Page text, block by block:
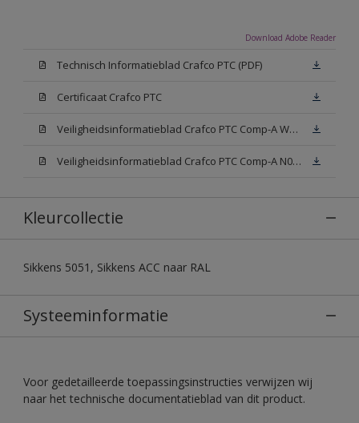
Download Adobe Reader
Technisch Informatieblad Crafco PTC (PDF)
Certificaat Crafco PTC
Veiligheidsinformatieblad Crafco PTC Comp-A W05 (MSDS)
Veiligheidsinformatieblad Crafco PTC Comp-A N00 (MSDS)
Kleurcollectie
Sikkens 5051, Sikkens ACC naar RAL
Systeeminformatie
Voor gedetailleerde toepassingsinstructies verwijzen wij
naar het technische documentatieblad van dit product.